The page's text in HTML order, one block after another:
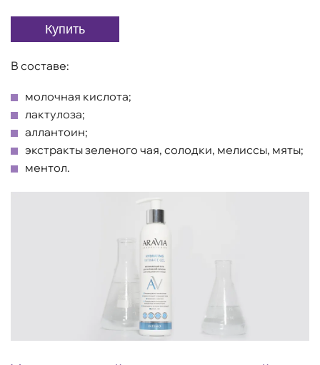
Купить
В составе:
молочная кислота;
лактулоза;
аллантоин;
экстракты зеленого чая, солодки, мелиссы, мяты;
ментол.